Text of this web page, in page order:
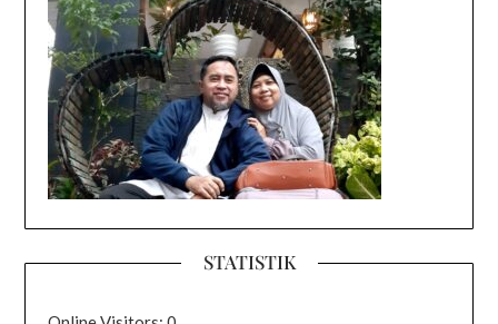
STATISTIK